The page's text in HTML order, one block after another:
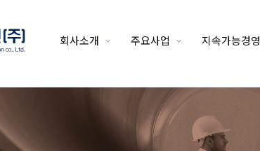
회사소개 주요사업 지속가능경영